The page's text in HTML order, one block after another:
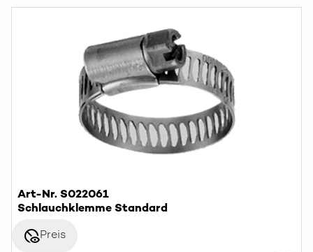
Art-Nr. S022061
Schlauchklemme Standard
disabled_visiblePreis